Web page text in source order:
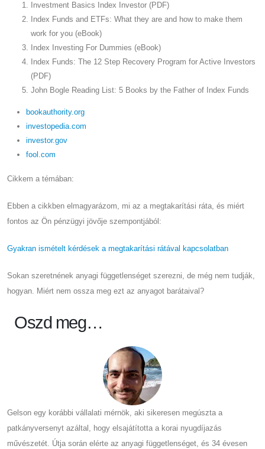
Investment Basics Index Investor (PDF)
Index Funds and ETFs: What they are and how to make them
work for you (eBook)
Index Investing For Dummies (eBook)
Index Funds: The 12 Step Recovery Program for Active Investors
(PDF)
John Bogle Reading List: 5 Books by the Father of Index Funds
bookauthority.org
investopedia.com
investor.gov
fool.com
Cikkem a témában:
Ebben a cikkben elmagyarázom, mi az a megtakarítási ráta, és miért
fontos az Ön pénzügyi jövője szempontjából:
Gyakran ismételt kérdések a megtakarítási rátával kapcsolatban
Sokan szeretnének anyagi függetlenséget szerezni, de még nem tudják,
hogyan. Miért nem ossza meg ezt az anyagot barátaival?
Oszd meg…
Gelson egy korábbi vállalati mérnök, aki sikeresen megúszta a
patkányversenyt azáltal, hogy elsajátította a korai nyugdíjazás
művészetét. Útja során elérte az anyagi függetlenséget, és 34 évesen